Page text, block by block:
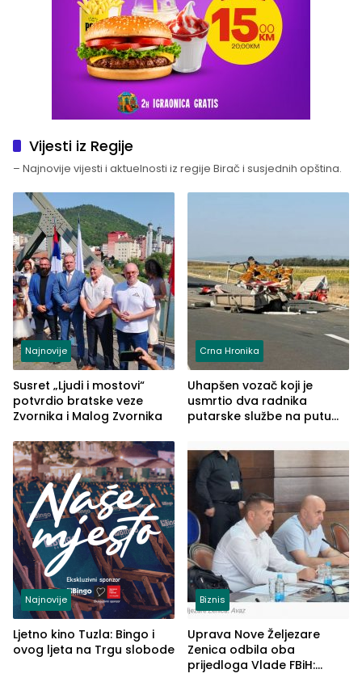
Vijesti iz Regije
– Najnovije vijesti i aktuelnosti iz regije Birač i susjednih opština.
Najnovije
Susret „Ljudi i mostovi“
potvrdio bratske veze
Zvornika i Malog Zvornika
Crna Hronika
Uhapšen vozač koji je
usmrtio dva radnika
putarske službe na putu
(FOTO)
Najnovije
Ljetno kino Tuzla: Bingo i
ovog ljeta na Trgu slobode
Biznis
Uprava Nove Željezare
Zenica odbila oba
prijedloga Vlade FBiH: